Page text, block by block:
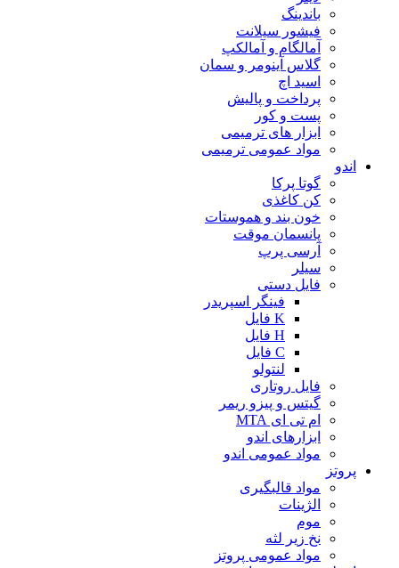
باندینگ
فیشور سیلانت
آمالگام و آمالکپ
گلاس آینومر و سمان
اسید اچ
پرداخت و پالیش
پست و کور
ابزار های ترمیمی
مواد عمومی ترمیمی
اندو
گوتا پرکا
کن کاغذی
خون بند و هموستات
پانسمان موقت
آرسی پرپ
سیلر
فایل دستی
فینگر اسپریدر
K فایل
H فایل
C فایل
لنتولو
فایل روتاری
گیتس و پیزو ریمر
ام تی ای MTA
ابزارهای اندو
مواد عمومی اندو
پروتز
مواد قالبگیری
الژینات
موم
نخ زیر لثه
مواد عمومی پروتز